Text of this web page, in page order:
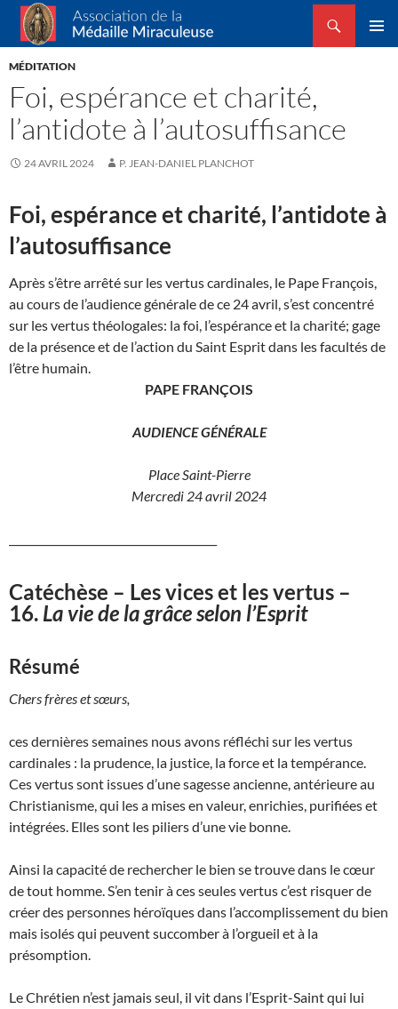
Association de la Médaille Miraculeuse
Recherche
ALLER
AU
MÉDITATION
Foi, espérance et charité,
l’antidote à l’autosuffisance
24 AVRIL 2024 P. JEAN-DANIEL PLANCHOT
Foi, espérance et charité, l’antidote à
l’autosuffisance
Après s’être arrêté sur les vertus cardinales, le Pape François,
au cours de l’audience générale de ce 24 avril, s’est concentré
sur les vertus théologales: la foi, l’espérance et la charité; gage
de la présence et de l’action du Saint Esprit dans les facultés de
l’être humain.
PAPE FRANÇOIS
AUDIENCE GÉNÉRALE
Place Saint-Pierre
Mercredi 24 avril 2024
Catéchèse – Les vices et les vertus –
16. La vie de la grâce selon l’Esprit
Résumé
Chers frères et sœurs,
ces dernières semaines nous avons réfléchi sur les vertus
cardinales : la prudence, la justice, la force et la tempérance.
Ces vertus sont issues d’une sagesse ancienne, antérieure au
Christianisme, qui les a mises en valeur, enrichies, purifiées et
intégrées. Elles sont les piliers d’une vie bonne.
Ainsi la capacité de rechercher le bien se trouve dans le cœur
de tout homme. S’en tenir à ces seules vertus c’est risquer de
créer des personnes héroïques dans l’accomplissement du bien
mais isolés qui peuvent succomber à l’orgueil et à la
présomption.
Le Chrétien n’est jamais seul, il vit dans l’Esprit-Saint qui lui